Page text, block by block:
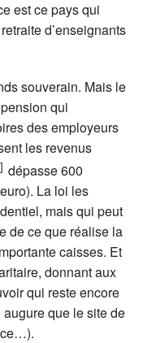
est ce pays qui
d’enseignants
souverain. Mais le
qui
des employeurs
les revenus
] dépasse 600
La loi les
mais qui peut
de ce que réalise la
caisses. Et
donnant aux
qui reste encore
que le site de